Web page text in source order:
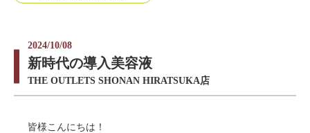
2024/10/08
新時代の導入美容液
THE OUTLETS SHONAN HIRATSUKA店
皆様こんにちは！